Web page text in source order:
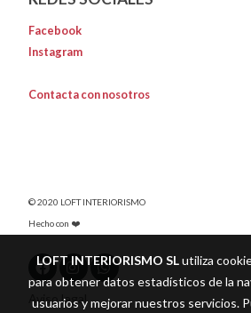
Facebook
Instagram
Contacta con nosotros
© 2020 LOFT INTERIORISMO
Hecho con ❤️
Aviso legal
LOFT INTERIORISMO SLutiliza
para obtener datos estadísticos de la
usuarios y mejorar nuestros servicios.